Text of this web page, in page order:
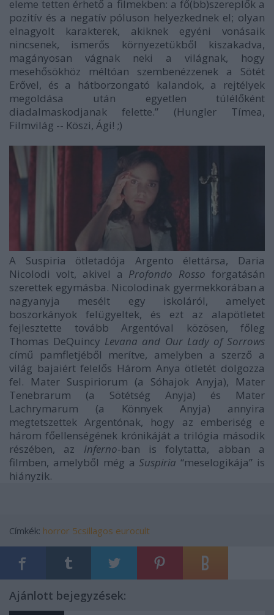
eleme tetten érhető a filmekben: a fő(bb)szereplők a
pozitív és a negatív póluson helyezkednek el; olyan
elnagyolt karakterek, akiknek egyéni vonásaik
nincsenek, ismerős környezetükből kiszakadva,
magányosan vágnak neki a világnak, hogy
mesehősökhöz méltóan szembenézzenek a Sötét
Erővel, és a hátborzongató kalandok, a rejtélyek
megoldása után egyetlen túlélőként
diadalmaskodjanak felette.” (Hungler Tímea,
Filmvilág -- Köszi, Ági! ;)
A Suspiria ötletadója Argento élettársa, Daria
Nicolodi volt, akivel a Profondo Rosso forgatásán
szerettek egymásba. Nicolodinak gyermekkorában a
nagyanyja mesélt egy iskoláról, amelyet
boszorkányok felügyeltek, és ezt az alapötletet
fejlesztette tovább Argentóval közösen, főleg
Thomas DeQuincy Levana and Our Lady of Sorrows
című pamfletjéből merítve, amelyben a szerző a
világ bajaiért felelős Három Anya ötletét dolgozza
fel. Mater Suspiriorum (a Sóhajok Anyja), Mater
Tenebrarum (a Sötétség Anyja) és Mater
Lachrymarum (a Könnyek Anyja) annyira
megtetszettek Argentónak, hogy az emberiség e
három főellenségének krónikáját a trilógia második
részében, az Inferno-ban is folytatta, abban a
filmben, amelyből még a Suspiria“meselogikája” is
hiányzik.
Címkék: horror 5csillagos eurocult
Ajánlott bejegyzések: